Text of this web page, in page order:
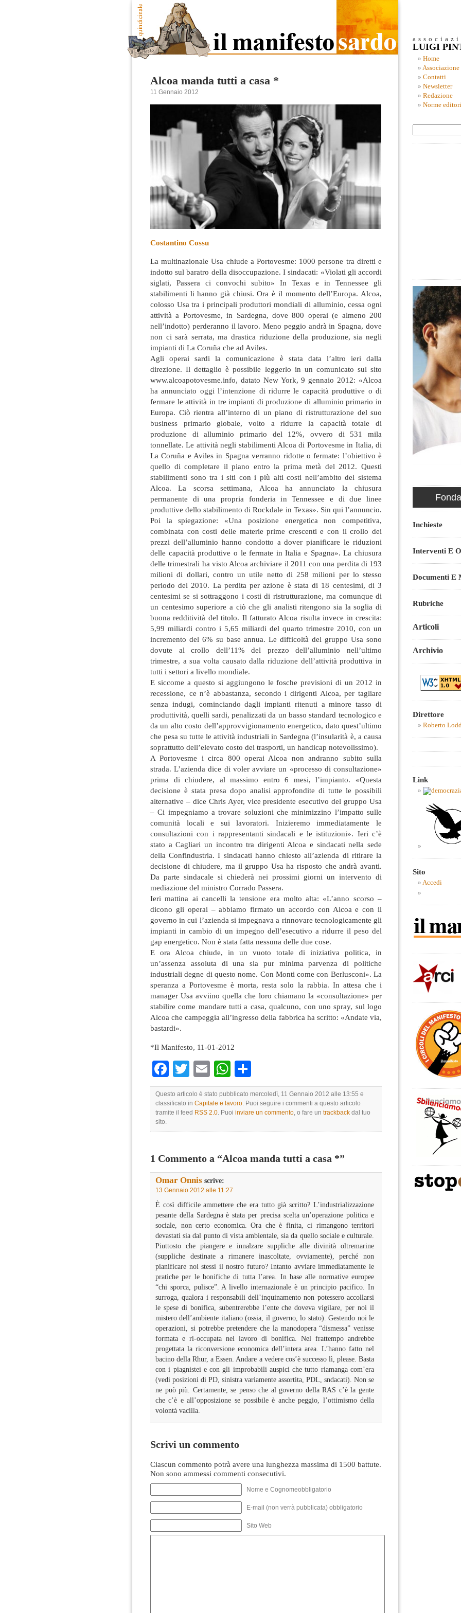
Alcoa manda tutti a casa *
11 Gennaio 2012
Costantino Cossu
La multinazionale Usa chiude a Portovesme: 1000 persone tra diretti e
indotto sul baratro della disoccupazione. I sindacati: «Violati gli accordi
siglati, Passera ci convochi subito» In Texas e in Tennessee gli
stabilimenti li hanno già chiusi. Ora è il momento dell’Europa. Alcoa,
colosso Usa tra i principali produttori mondiali di alluminio, cessa ogni
attività a Portovesme, in Sardegna, dove 800 operai (e almeno 200
nell’indotto) perderanno il lavoro. Meno peggio andrà in Spagna, dove
non ci sarà serrata, ma drastica riduzione della produzione, sia negli
impianti di La Coruña che ad Aviles.
Agli operai sardi la comunicazione è stata data l’altro ieri dalla
direzione. Il dettaglio è possibile leggerlo in un comunicato sul sito
www.alcoapotovesme.info, datato New York, 9 gennaio 2012: «Alcoa
ha annunciato oggi l’intenzione di ridurre le capacità produttive o di
fermare le attività in tre impianti di produzione di alluminio primario in
Europa. Ciò rientra all’interno di un piano di ristrutturazione del suo
business primario globale, volto a ridurre la capacità totale di
produzione di alluminio primario del 12%, ovvero di 531 mila
tonnellate. Le attività negli stabilimenti Alcoa di Portovesme in Italia, di
La Coruña e Aviles in Spagna verranno ridotte o fermate: l’obiettivo è
quello di completare il piano entro la prima metà del 2012. Questi
stabilimenti sono tra i siti con i più alti costi nell’ambito del sistema
Alcoa. La scorsa settimana, Alcoa ha annunciato la chiusura
permanente di una propria fonderia in Tennessee e di due linee
produttive dello stabilimento di Rockdale in Texas». Sin qui l’annuncio.
Poi la spiegazione: «Una posizione energetica non competitiva,
combinata con costi delle materie prime crescenti e con il crollo dei
prezzi dell’alluminio hanno condotto a dover pianificare le riduzioni
delle capacità produttive o le fermate in Italia e Spagna». La chiusura
delle trimestrali ha visto Alcoa archiviare il 2011 con una perdita di 193
milioni di dollari, contro un utile netto di 258 milioni per lo stesso
periodo del 2010. La perdita per azione è stata di 18 centesimi, di 3
centesimi se si sottraggono i costi di ristrutturazione, ma comunque di
un centesimo superiore a ciò che gli analisti ritengono sia la soglia di
buona redditività del titolo. Il fatturato Alcoa risulta invece in crescita:
5,99 miliardi contro i 5,65 miliardi del quarto trimestre 2010, con un
incremento del 6% su base annua. Le difficoltà del gruppo Usa sono
dovute al crollo dell’11% del prezzo dell’alluminio nell’ultimo
trimestre, a sua volta causato dalla riduzione dell’attività produttiva in
tutti i settori a livello mondiale.
E siccome a questo si aggiungono le fosche previsioni di un 2012 in
recessione, ce n’è abbastanza, secondo i dirigenti Alcoa, per tagliare
senza indugi, cominciando dagli impianti ritenuti a minore tasso di
produttività, quelli sardi, penalizzati da un basso standard tecnologico e
da un alto costo dell’approvvigionamento energetico, dato quest’ultimo
che pesa su tutte le attività industriali in Sardegna (l’insularità è, a causa
soprattutto dell’elevato costo dei trasporti, un handicap notevolissimo).
A Portovesme i circa 800 operai Alcoa non andranno subito sulla
strada. L’azienda dice di voler avviare un «processo di consultazione»
prima di chiudere, al massimo entro 6 mesi, l’impianto. «Questa
decisione è stata presa dopo analisi approfondite di tutte le possibili
alternative – dice Chris Ayer, vice presidente esecutivo del gruppo Usa
– Ci impegniamo a trovare soluzioni che minimizzino l’impatto sulle
comunità locali e sui lavoratori. Inizieremo immediatamente le
consultazioni con i rappresentanti sindacali e le istituzioni». Ieri c’è
stato a Cagliari un incontro tra dirigenti Alcoa e sindacati nella sede
della Confindustria. I sindacati hanno chiesto all’azienda di ritirare la
decisione di chiudere, ma il gruppo Usa ha risposto che andrà avanti.
Da parte sindacale si chiederà nei prossimi giorni un intervento di
mediazione del ministro Corrado Passera.
Ieri mattina ai cancelli la tensione era molto alta: «L’anno scorso –
dicono gli operai – abbiamo firmato un accordo con Alcoa e con il
governo in cui l’azienda si impegnava a rinnovare tecnologicamente gli
impianti in cambio di un impegno dell’esecutivo a ridurre il peso del
gap energetico. Non è stata fatta nessuna delle due cose.
E ora Alcoa chiude, in un vuoto totale di iniziativa politica, in
un’assenza assoluta di una sia pur minima parvenza di politiche
industriali degne di questo nome. Con Monti come con Berlusconi». La
speranza a Portovesme è morta, resta solo la rabbia. In attesa che i
manager Usa avviino quella che loro chiamano la «consultazione» per
stabilire come mandare tutti a casa, qualcuno, con uno spray, sul logo
Alcoa che campeggia all’ingresso della fabbrica ha scritto: «Andate via,
bastardi».
*Il Manifesto, 11-01-2012
Facebook
TwitterEmailWhatsApp
Questo articolo è stato pubblicato mercoledì, 11 Gennaio 2012 alle 13:55 e
classificato in Capitale e lavoro. Puoi seguire i commenti a questo articolo
tramite il feed RSS 2.0. Puoi inviare un commento, o fare un trackback dal tuo
sito.
1 Commento a “Alcoa manda tutti a casa *”
Omar Onnis scrive:
13 Gennaio 2012 alle 11:27
È così difficile ammettere che era tutto già scritto? L’industrializzazione
pesante della Sardegna è stata per precisa scelta un’operazione politica e
sociale, non certo economica. Ora che è finita, ci rimangono territori
devastati sia dal punto di vista ambientale, sia da quello sociale e culturale.
Piuttosto che piangere e innalzare suppliche alle divinità oltremarine
(suppliche destinate a rimanere inascoltate, ovviamente), perché non
pianificare noi stessi il nostro futuro? Intanto avviare immediatamente le
pratiche per le bonifiche di tutta l’area. In base alle normative europee
“chi sporca, pulisce”. A livello internazionale è un principio pacifico. In
surroga, qualora i responsabili dell’inquinamento non potessero accollarsi
le spese di bonifica, subentrerebbe l’ente che doveva vigilare, per noi il
mistero dell’ambiente italiano (ossia, il governo, lo stato). Gestendo noi le
operazioni, si potrebbe pretendere che la manodopera “dismessa” venisse
formata e ri-occupata nel lavoro di bonifica. Nel frattempo andrebbe
progettata la riconversione economica dell’intera area. L’hanno fatto nel
bacino della Rhur, a Essen. Andare a vedere cos’è successo lì, please. Basta
con i piagnistei e con gli improbabili auspici che tutto riamanga com’era
(vedi posizioni di PD, sinistra variamente assortita, PDL, sndacati). Non se
ne può più. Certamente, se penso che al governo della RAS c’è la gente
che c’è e all’opposizione se possibile è anche peggio, l’ottimismo della
volontà vacilla.
Scrivi un commento
Ciascun commento potrà avere una lunghezza massima di 1500 battute.
Non sono ammessi commenti consecutivi.
Nome e Cognomeobbligatorio
E-mail (non verrà pubblicata) obbligatorio
Sito Web
LUIGI
Home
Associazione
Contatti
Newsletter
Redazione
Norme
Inchieste
Interventi E
Documenti E
Rubriche
Articoli
Archivio
Direttore
Roberto
Link
Sito
Accedi